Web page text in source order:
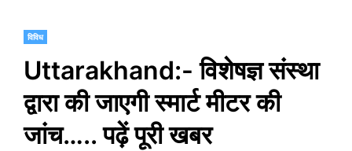
विविध
Uttarakhand:- विशेषज्ञ संस्था
द्वारा की जाएगी स्मार्ट मीटर की
जांच….. पढ़ें पूरी खबर